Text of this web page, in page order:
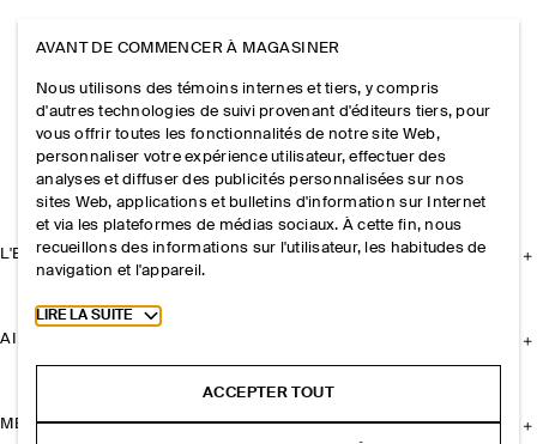
L'ENTREPRISE
AIDE
MENTIONS LÉGALES
AVANT DE COMMENCER À MAGASINER
Nous utilisons des témoins internes et tiers, y compris
d'autres technologies de suivi provenant d'éditeurs tiers, pour
vous offrir toutes les fonctionnalités de notre site Web,
personnaliser votre expérience utilisateur, effectuer des
analyses et diffuser des publicités personnalisées sur nos
sites Web, applications et bulletins d'information sur Internet
et via les plateformes de médias sociaux. À cette fin, nous
recueillons des informations sur l'utilisateur, les habitudes de
navigation et l'appareil.
Toggle more cookie information
LIRE LA SUITE
ACCEPTER TOUT